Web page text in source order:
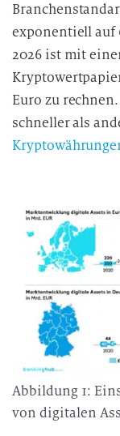
exponentiell auf
2026 ist mit
Euro zu
schneller als
Abbildung 1:
von digitalen